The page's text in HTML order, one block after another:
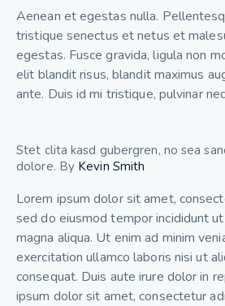
Aenean et egestas nulla.
tristique senectus et netus et
egestas. Fusce gravida, ligula non
elit blandit risus, blandit maximus
ante. Duis id mi tristique, pulvinar
Stet clita kasd gubergren, no sea
dolore. By Kevin Smith
Lorem ipsum dolor sit amet,
sed do eiusmod tempor incididunt
magna aliqua. Ut enim ad minim
exercitation ullamco laboris nisi ut
consequat. Duis aute irure dolor in
ipsum dolor sit amet, consectetur